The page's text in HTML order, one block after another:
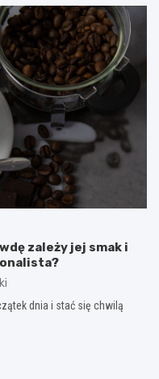
zależy jej smak i
dnia i stać się chwilą